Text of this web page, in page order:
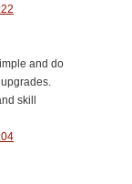
and do
skill